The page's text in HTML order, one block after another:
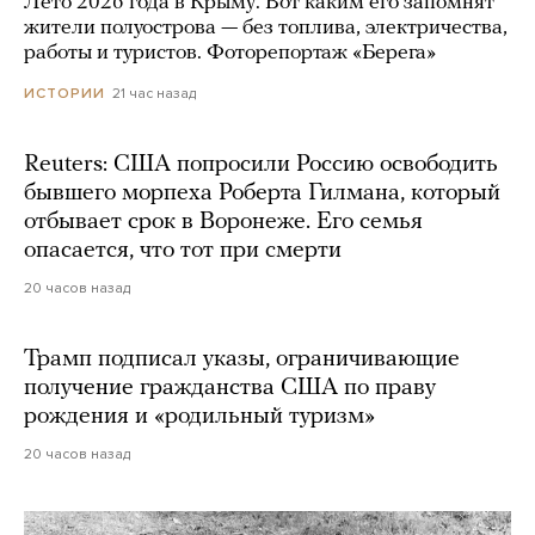
жители полуострова — без топлива, электричества,
работы и туристов. Фоторепортаж «Берега»
ИСТОРИИ 21 час назад
Reuters: США попросили Россию освободить
бывшего морпеха Роберта Гилмана, который
отбывает срок в Воронеже. Его семья
опасается, что тот при смерти
20 часов назад
Трамп подписал указы, ограничивающие
получение гражданства США по праву
рождения и «родильный туризм»
20 часов назад